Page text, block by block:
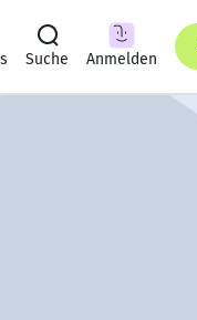
Suche Anmelden